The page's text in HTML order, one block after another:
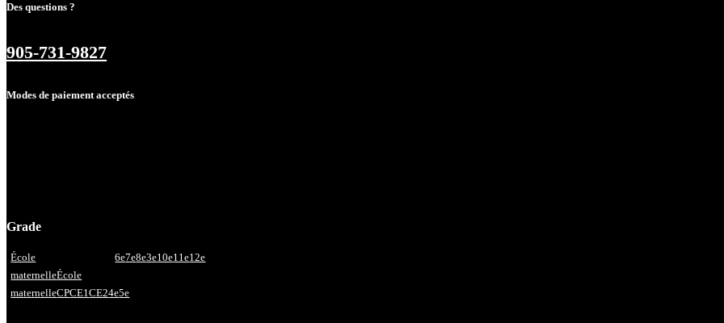
Des questions ?
905-731-9827
Modes de paiement acceptés
Grade
École
maternelleÉcole
maternelleCPCE1CE24e5e
6e7e8e3e10e11e12e